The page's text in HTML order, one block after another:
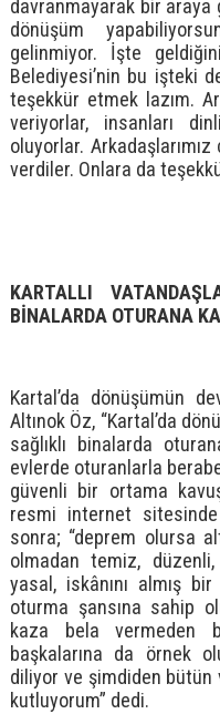
davranmayarak bir araya
dönüşüm
gelinmiyor. İşte
Belediyesi’nin bu işteki
teşekkür etmek lazım.
veriyorlar, insanları
oluyorlar.
verdiler. Onlara da
KARTALLI
BİNALARDA OTURANA
Kartal’da dönüşümün
Altınok Öz, “Kartal’da
sağlıklı binalarda
evlerde oturanlarla
güvenli bir ortama
resmi internet sitesinde
sonra; “deprem olursa
olmadan temiz,
yasal, iskânını almış
oturma şansına sahip
kaza bela vermeden
başkalarına da örnek
diliyor ve şimdiden bütün
kutluyorum” dedi.